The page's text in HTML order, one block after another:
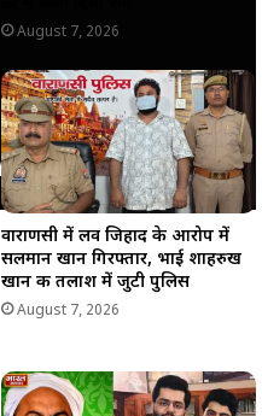
August 7, 2026
वाराणसी में लव जिहाद के आरोप में
सलमान खान गिरफ्तार, भाई शाहरुख
खान की तलाश में जुटी पुलिस
August 7, 2026